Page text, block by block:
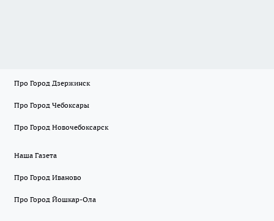
Про Город Дзержинск
Про Город Чебоксары
Про Город Новочебоксарск
Наша Газета
Про Город Иваново
Про Город Йошкар-Ола